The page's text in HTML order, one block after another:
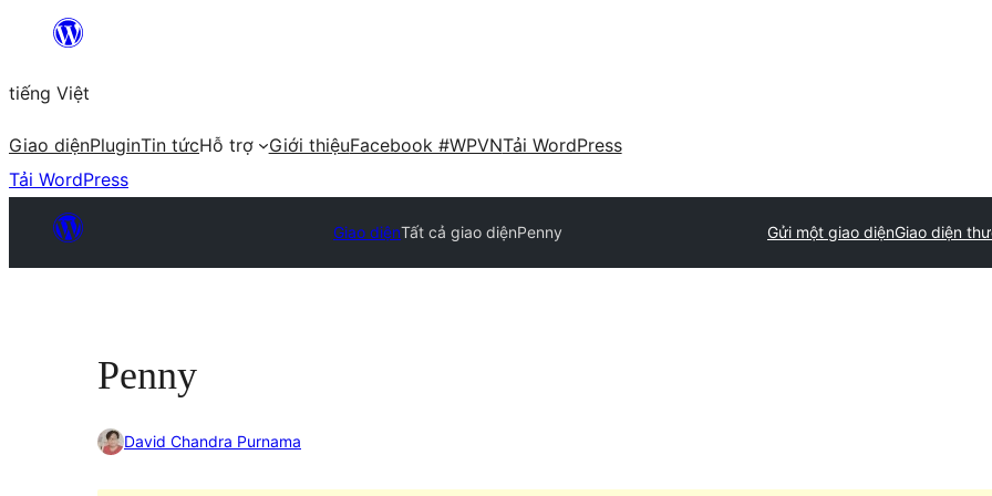
Chuyển
phần
nội
dung
tiếng Việt
Giao diệnPluginTin tứcHỗ trợ Giới thiệuFacebook #WPVNTải WordPress
Tải WordPress
Giao diệnTất cả giao diệnPenny Gửi một giao diệnGiao diện
Penny
David Chandra Purnama